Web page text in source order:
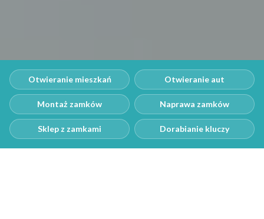
Otwieranie mieszkań Otwieranie aut
Montaż zamków Naprawa zamków
Sklep z zamkami Dorabianie kluczy